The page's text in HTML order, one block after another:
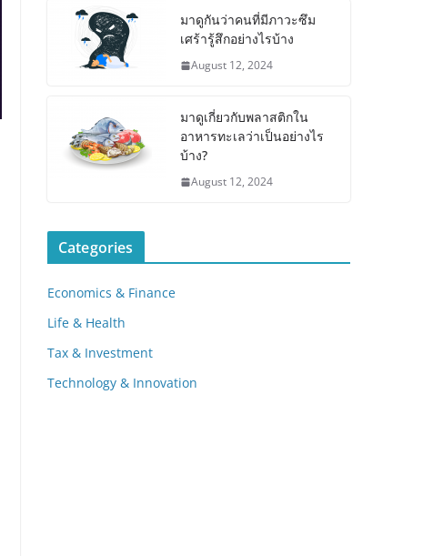
มาดูกันว่าคนที่มีภาวะซึม
เศร้ารู้สึกอย่างไรบ้าง
August 12, 2024
มาดูเกี่ยวกับพลาสติกใน
อาหารทะเลว่าเป็นอย่างไร
บ้าง?
August 12, 2024
Categories
Economics & Finance
Life & Health
Tax & Investment
Technology & Innovation